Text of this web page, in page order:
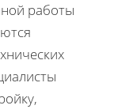
работы